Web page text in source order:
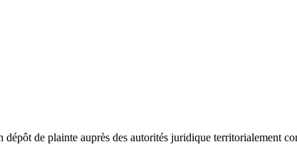
de plainte auprès des autorités juridique territorialement